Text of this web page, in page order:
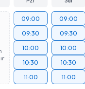
09:00
09:30
10:00
10:30
11:00
09:00
09:30
10:00
10:30
11:00